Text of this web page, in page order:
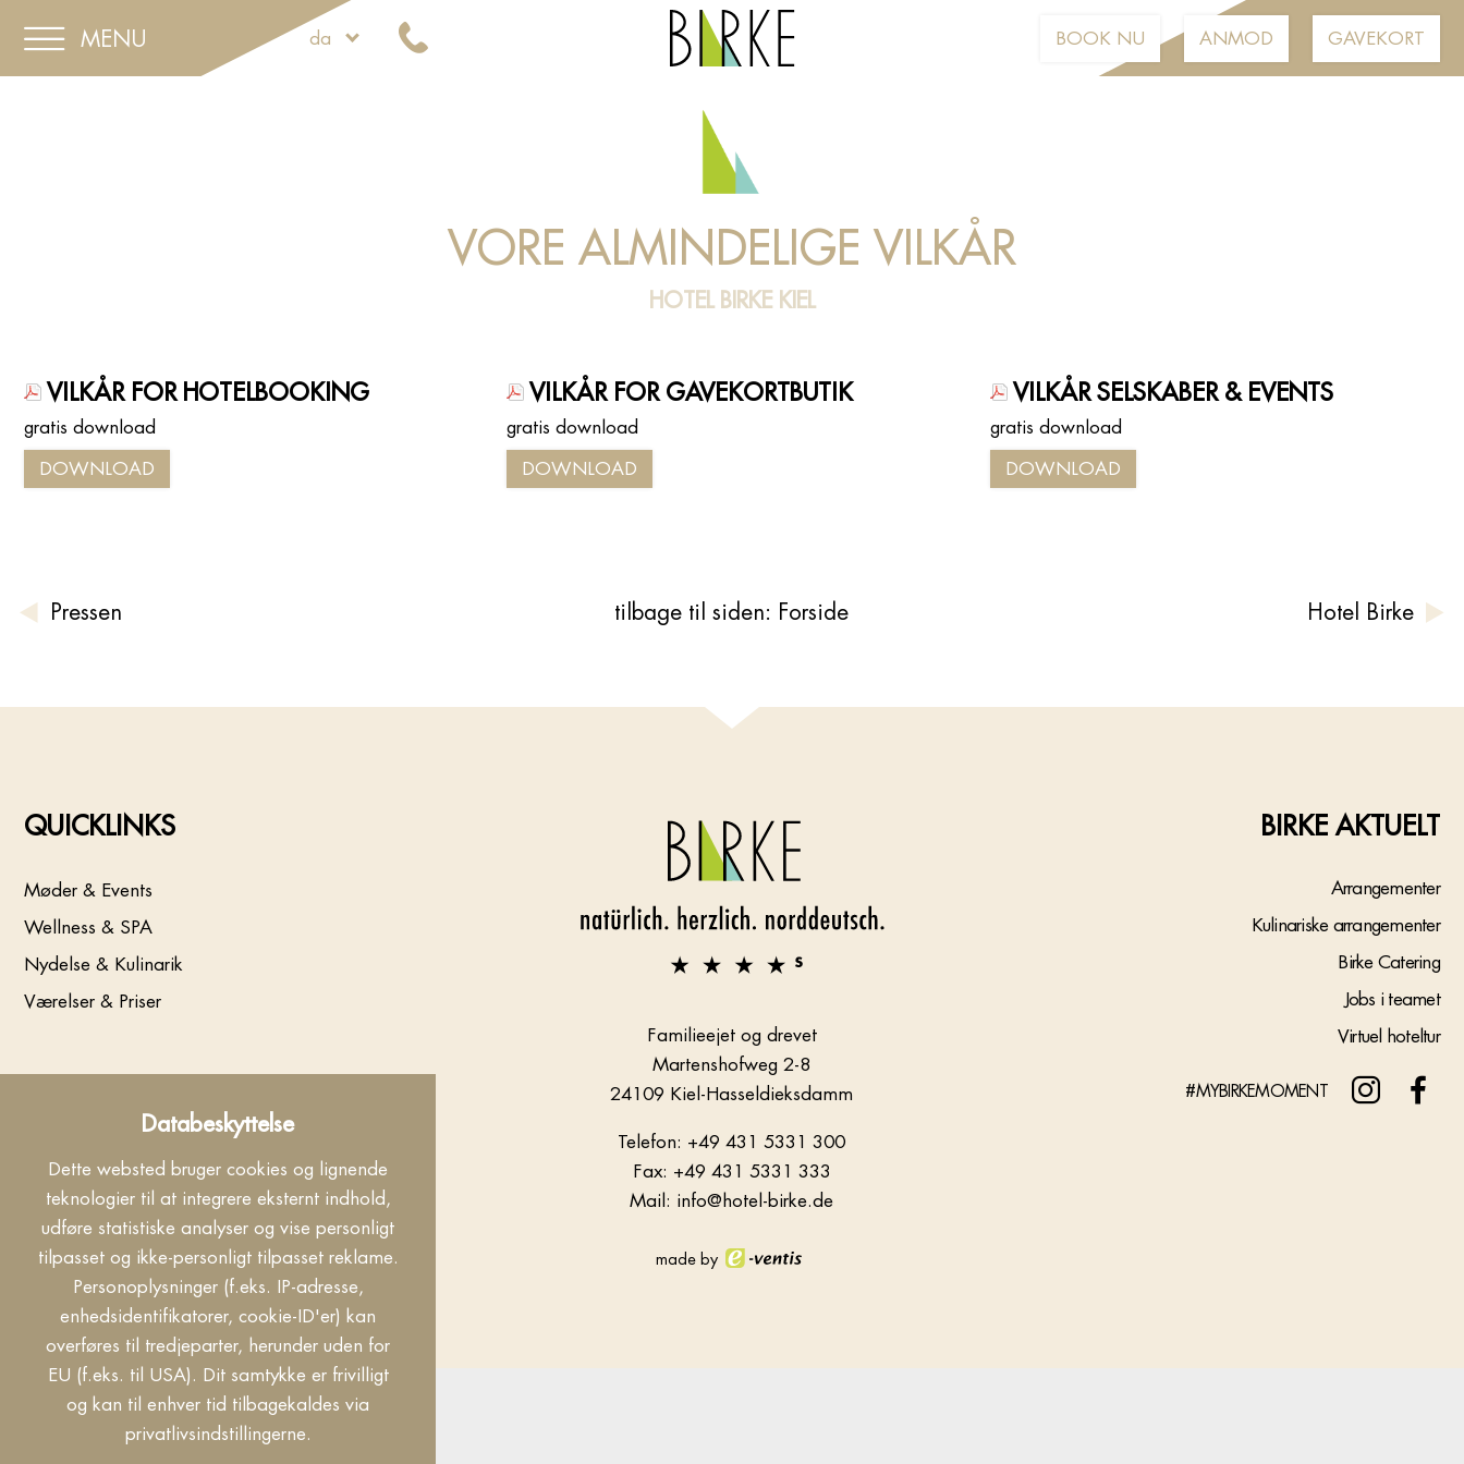
Databeskyttelse
Dette websted bruger cookies og lignende
teknologier til at integrere eksternt indhold,
udføre statistiske analyser og vise personligt
tilpasset og ikke-personligt tilpasset reklame.
Personoplysninger (f.eks. IP-adresse,
enhedsidentifikatorer, cookie-ID'er) kan
overføres til tredjeparter, herunder uden for
EU (f.eks. til USA). Dit samtykke er frivilligt
og kan til enhver tid tilbagekaldes via
privatlivsindstillingerne.
MENU da BOOK NU ANMOD GAVEKORT
VORE ALMINDELIGE VILKÅR
HOTEL BIRKE KIEL
VILKÅR FOR HOTELBOOKING
gratis download
DOWNLOAD
VILKÅR FOR GAVEKORTBUTIK
gratis download
DOWNLOAD
VILKÅR SELSKABER & EVENTS
gratis download
DOWNLOAD
Pressen tilbage til siden: Forside Hotel Birke
QUICKLINKS
Møder & Events
Wellness & SPA
Nydelse & Kulinarik
Værelser & Priser
INFO VILKÅR
Familieejet og drevet
Martenshofweg 2-8
24109 Kiel-Hasseldieksdamm
Telefon: +49 431 5331 300
Fax: +49 431 5331 333
Mail: info@hotel-birke.de
BIRKE AKTUELT
Arrangementer
Kulinariske arrangementer
Birke Catering
Jobs i teamet
Virtuel hoteltur
#MYBIRKEMOMENT
made by